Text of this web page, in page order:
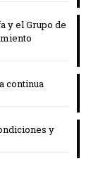
y el Grupo de
continua
y